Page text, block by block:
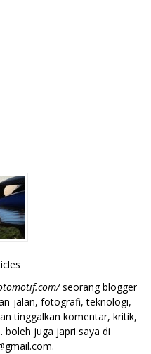
seorang blogger
jalan, fotografi, teknologi,
tinggalkan komentar, kritik,
boleh juga japri saya di
.